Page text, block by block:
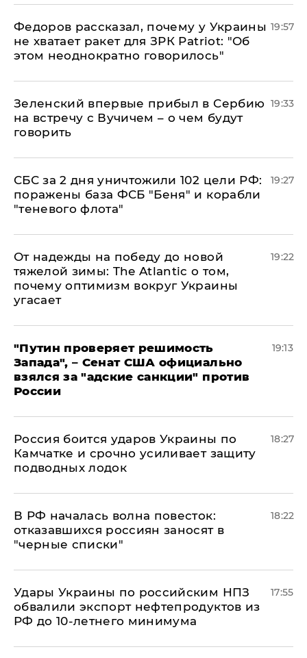
Федоров рассказал, почему у Украины
не хватает ракет для ЗРК Patriot: "Об
этом неоднократно говорилось"
19:57
Зеленский впервые прибыл в Сербию
на встречу с Вучичем – о чем будут
говорить
19:33
СБС за 2 дня уничтожили 102 цели РФ:
поражены база ФСБ "Беня" и корабли
"теневого флота"
19:27
От надежды на победу до новой
тяжелой зимы: The Atlantic о том,
почему оптимизм вокруг Украины
угасает
19:22
"Путин проверяет решимость
Запада", – Сенат США официально
взялся за "адские санкции" против
России
19:13
Россия боится ударов Украины по
Камчатке и срочно усиливает защиту
подводных лодок
18:27
​В РФ началась волна повесток:
отказавшихся россиян заносят в
"черные списки"
18:22
Удары Украины по российским НПЗ
обвалили экспорт нефтепродуктов из
РФ до 10-летнего минимума
17:55